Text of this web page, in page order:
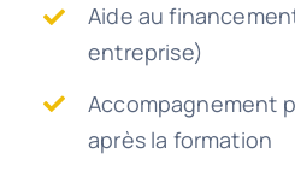
Aide au
entreprise)
Accompagnement
après la formation